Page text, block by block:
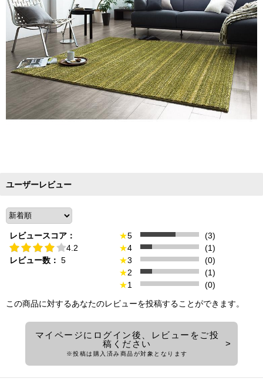
ユーザーレビュー
レビュースコア：
4.2
レビュー数： 5
★5
(3)
★4
(1)
★3
(0)
★2
(1)
★1
(0)
この商品に対するあなたのレビューを投稿することができます。
マイページにログイン後、レビューをご投
稿ください
※投稿は購入済み商品が対象となります